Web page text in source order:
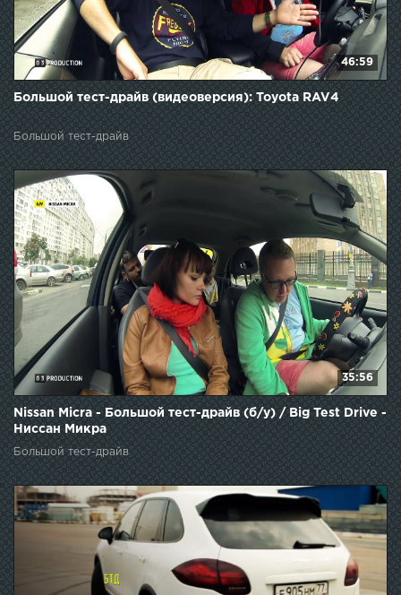
46:59
Большой тест-драйв (видеоверсия): Toyota RAV4
Большой тест-драйв
35:56
Nissan Micra - Большой тест-драйв (б/у) / Big Test Drive -
Ниссан Микра
Большой тест-драйв